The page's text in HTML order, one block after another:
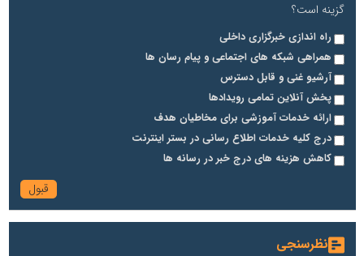
گزینه است؟
راه اندازی خبرگزاری داخلی
همراهی شبکه های اجتماعی و پیام رسان ها
آرشیو غنی و قابل دسترس
پخش آنلاین تمامی رویدادها
ارائه خدمات آموزشی برای مخاطیان هدف
درج کلیه خدمات اطلاع رسانی در بستر اینترنت
کاهش هزینه های درج خبر در رسانه ها
نظرسنجی